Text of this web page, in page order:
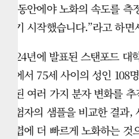
년 동안에야 노화의 속도를
하기 시작했습니다.”라고 하
2024년에 발표된 스탠포드
세에서 75세 사이의 성인
련된 여러 가지 분자 변화를
피험자의 샘플을 비교한 결과
무렵에 더 빠르게 노화하는